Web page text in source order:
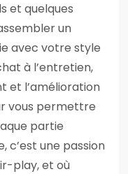
et quelques
un
avec votre style
à l’entretien,
et l’amélioration
vous permettre
partie
c’est une passion
play, et où